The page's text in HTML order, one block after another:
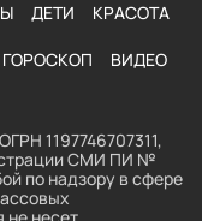
ДЕТИ КРАСОТА
ГОРОСКОП ВИДЕО
1197746707311,
СМИ ПИ №
по надзору в сфере